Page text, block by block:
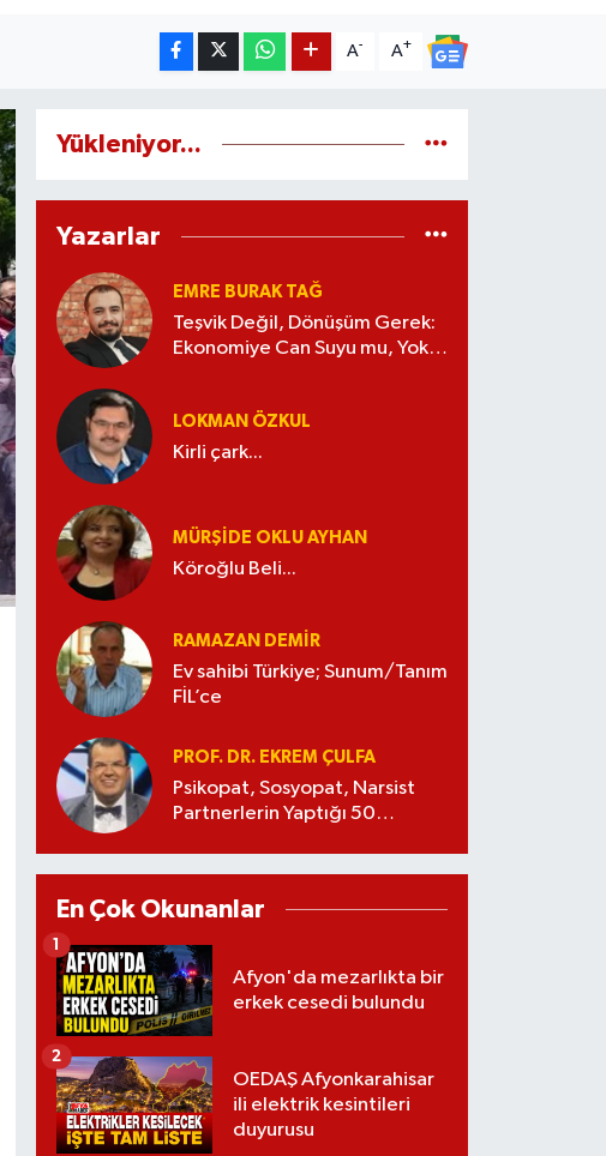
A- A+
Yükleniyor...
Yazarlar
EMRE BURAK TAĞ
Teşvik Değil, Dönüşüm Gerek:
Ekonomiye Can Suyu mu, Yoksa
LOKMAN ÖZKUL
Kirli çark...
MÜRŞIDE OKLU AYHAN
Köroğlu Beli...
RAMAZAN DEMİR
Ev sahibi Türkiye; Sunum/Tanım
FİL’ce
PROF. DR. EKREM ÇULFA
Psikopat, Sosyopat, Narsist
Partnerlerin Yaptığı 50
En Çok Okunanlar
Afyon'da mezarlıkta bir
erkek cesedi bulundu
1
OEDAŞ Afyonkarahisar
ili elektrik kesintileri
duyurusu
2